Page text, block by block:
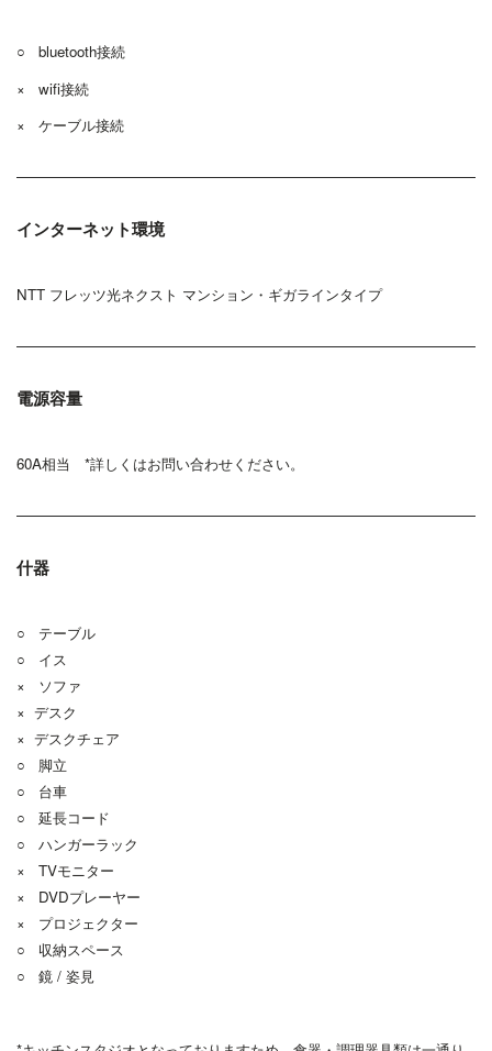
○ bluetooth接続
× wifi接続
× ケーブル接続
インターネット環境
NTT フレッツ光ネクスト マンション・ギガラインタイプ
電源容量
60A相当 *詳しくはお問い合わせください。
什器
○ テーブル
○ イス
× ソファ
× デスク
× デスクチェア
○ 脚立
○ 台車
○ 延長コード
○ ハンガーラック
× TVモニター
× DVDプレーヤー
× プロジェクター
○ 収納スペース
○ 鏡 / 姿見